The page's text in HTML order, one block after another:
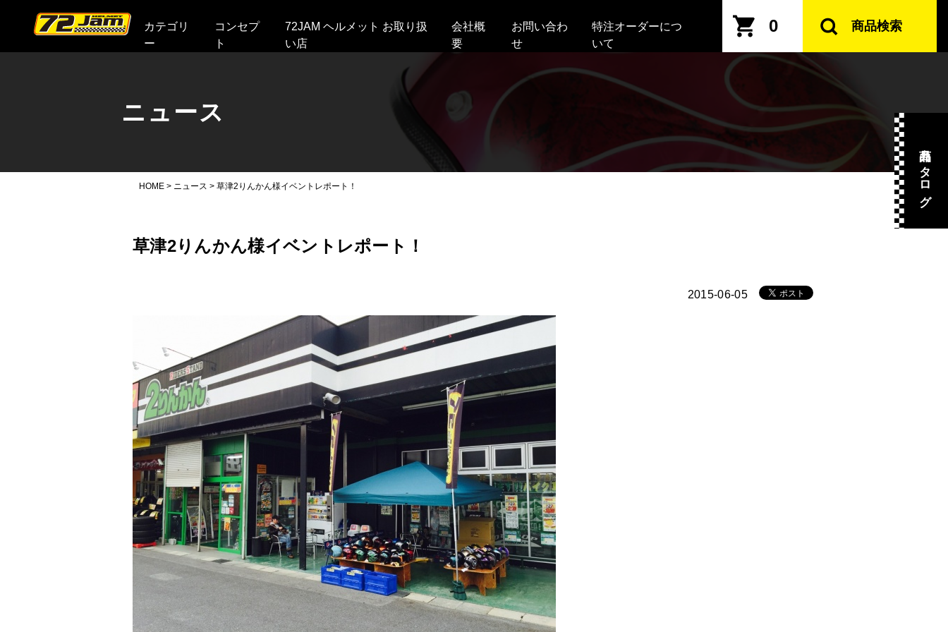
カテゴリ
ー
コンセプ
ト
72JAM ヘルメット お取り扱
い店
会社概
要
お問い合わ
せ
特注オーダーにつ
いて
0 商品検索
ニュース
HOME > ニュース > 草津2りんかん様イベントレポート！
草津2りんかん様イベントレポート！
2015-06-05
商品カタログ